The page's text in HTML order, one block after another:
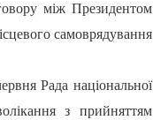
між Президентом
самоврядування
Рада національної
з прийняттям